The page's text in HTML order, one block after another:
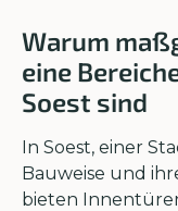
Warum
eine
Soest sind
In Soest, einer
Bauweise und
bieten